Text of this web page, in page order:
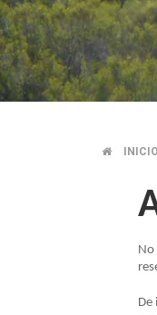
INICIO